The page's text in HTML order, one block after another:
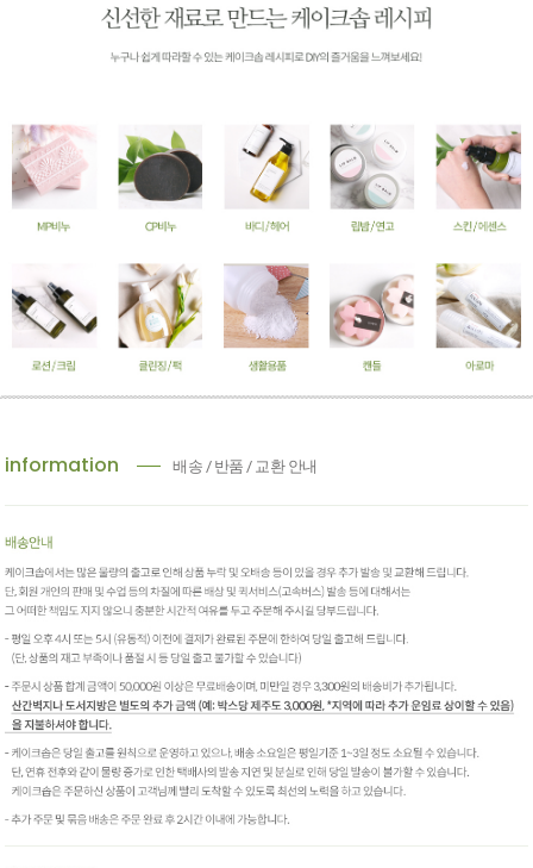
information 배송 / 반품 / 교환 안내